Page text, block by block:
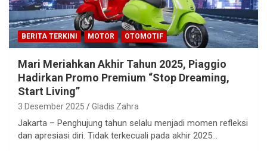
BERITA TERKINI MOTOR OTOMOTIF
Mari Meriahkan Akhir Tahun 2025, Piaggio
Hadirkan Promo Premium “Stop Dreaming,
Start Living”
3 Desember 2025 Gladis Zahra
Jakarta – Penghujung tahun selalu menjadi momen refleksi
dan apresiasi diri. Tidak terkecuali pada akhir 2025…